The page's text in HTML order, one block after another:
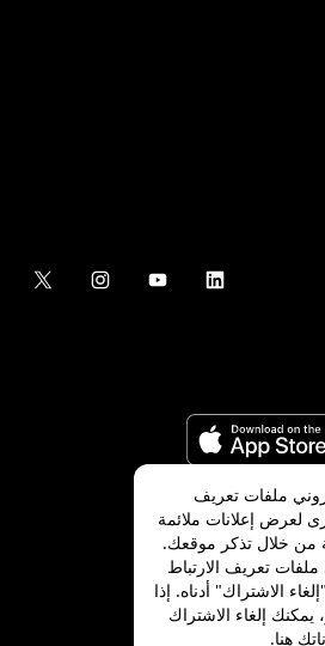
ملفات تعريف
لعرض إعلانات ملائمة
من خلال تذكر موقعك.
تعريف الارتباط
الاشتراك" أدناه. إذا
إلغاء الاشتراك
هنا.